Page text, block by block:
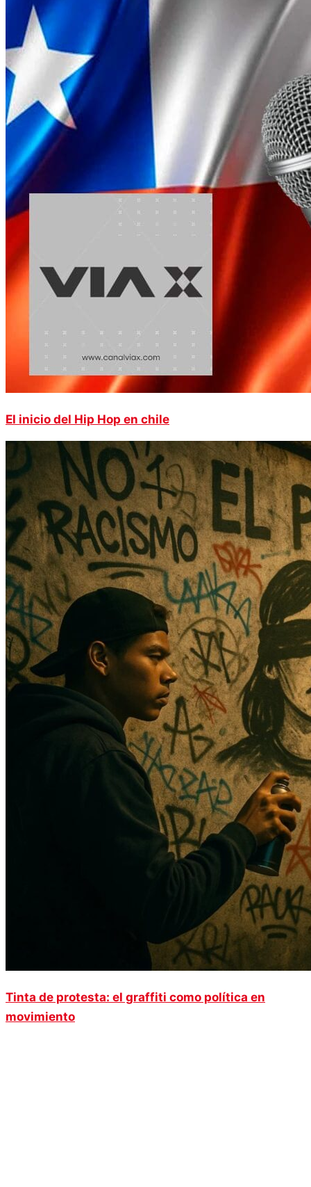
El inicio del Hip Hop en chile
Tinta de protesta: el graffiti como política en
movimiento